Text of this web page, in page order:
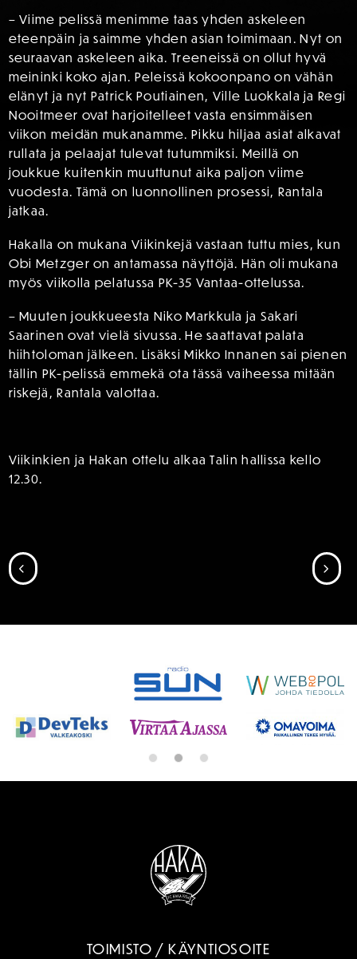
– Viime pelissä menimme taas yhden askeleen
eteenpäin ja saimme yhden asian toimimaan. Nyt on
seuraavan askeleen aika. Treeneissä on ollut hyvä
meininki koko ajan. Peleissä kokoonpano on vähän
elänyt ja nyt Patrick Poutiainen, Ville Luokkala ja Regi
Nooitmeer ovat harjoitelleet vasta ensimmäisen
viikon meidän mukanamme. Pikku hiljaa asiat alkavat
rullata ja pelaajat tulevat tutummiksi. Meillä on
joukkue kuitenkin muuttunut aika paljon viime
vuodesta. Tämä on luonnollinen prosessi, Rantala
jatkaa.
Hakalla on mukana Viikinkejä vastaan tuttu mies, kun
Obi Metzger on antamassa näyttöjä. Hän oli mukana
myös viikolla pelatussa PK-35 Vantaa-ottelussa.
– Muuten joukkueesta Niko Markkula ja Sakari
Saarinen ovat vielä sivussa. He saattavat palata
hiihtoloman jälkeen. Lisäksi Mikko Innanen sai pienen
tällin PK-pelissä emmekä ota tässä vaiheessa mitään
riskejä, Rantala valottaa.
Viikinkien ja Hakan ottelu alkaa Talin hallissa kello
12.30.
SIIRRY EDELLISEEN
TOIMISTO / KÄYNTIOSOITE